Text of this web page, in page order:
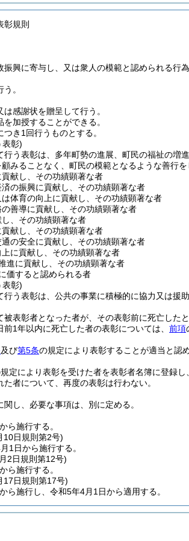
彰規則
振興に寄与し、又は衆人の模範と認められる行
。
感謝状を贈呈して行う。
加授することができる。
き1回行うものとする。
表彰)
行う表彰は、多年町勢の進展、町民の福祉の増
みることなく、町民の模範となるような善行
献し、その功績顕著な者
の振興に貢献し、その功績顕著な者
体育の向上に貢献し、その功績顕著な者
善導に貢献し、その功績顕著な者
、その功績顕著な者
献し、その功績顕著な者
の安全に貢献し、その功績顕著な者
に貢献し、その功績顕著な者
進に貢献し、その功績顕著な者
価すると認められる者
表彰)
行う表彰は、公共の事業に積極的に協力又は援
被表彰者となった者が、その表彰前に死亡した
1年以内に死亡した者の表彰については、 前項
及び第5条の規定により表彰することが適当と認
定により表彰を受けた者を表彰者名簿に登録
者について、再度の表彰は行わない。
関し、必要な事項は、別に定める。
ら施行する。
10日規則第2号)
1日から施行する。
2日規則第12号)
ら施行する。
17日規則第17号)
ら施行し、令和5年4月1日から適用する。